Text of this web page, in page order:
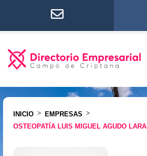
INICIO > EMPRESAS >
OSTEOPATÍA LUIS MIGUEL AGUDO LARA